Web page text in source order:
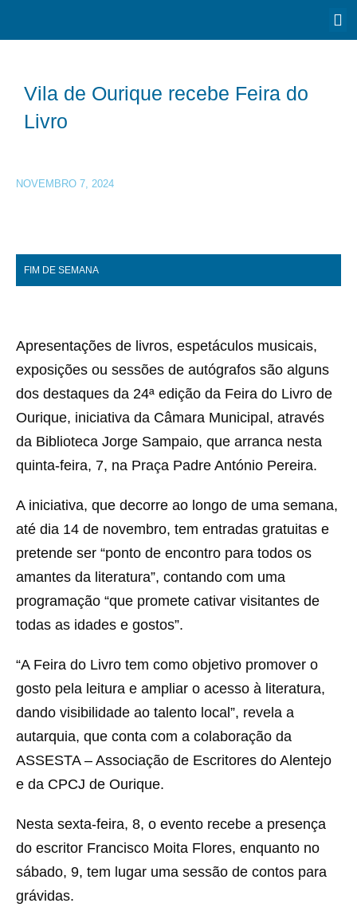
Vila de Ourique recebe Feira do
Livro
NOVEMBRO 7, 2024
FIM DE SEMANA
Apresentações de livros, espetáculos musicais,
exposições ou sessões de autógrafos são alguns
dos destaques da 24ª edição da Feira do Livro de
Ourique, iniciativa da Câmara Municipal, através
da Biblioteca Jorge Sampaio, que arranca nesta
quinta-feira, 7, na Praça Padre António Pereira.
A iniciativa, que decorre ao longo de uma semana,
até dia 14 de novembro, tem entradas gratuitas e
pretende ser “ponto de encontro para todos os
amantes da literatura”, contando com uma
programação “que promete cativar visitantes de
todas as idades e gostos”.
“A Feira do Livro tem como objetivo promover o
gosto pela leitura e ampliar o acesso à literatura,
dando visibilidade ao talento local”, revela a
autarquia, que conta com a colaboração da
ASSESTA – Associação de Escritores do Alentejo
e da CPCJ de Ourique.
Nesta sexta-feira, 8, o evento recebe a presença
do escritor Francisco Moita Flores, enquanto no
sábado, 9, tem lugar uma sessão de contos para
grávidas.